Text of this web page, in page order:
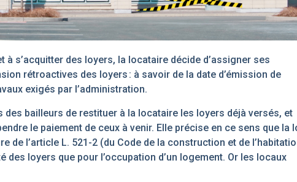
à s’acquitter des loyers, la locataire décide d’assigner ses
rétroactives des loyers : à savoir de la date d’émission de
exigés par l’administration.
des bailleurs de restituer à la locataire les loyers déjà versés, et
le paiement de ceux à venir. Elle précise en ce sens que la
de l’article L. 521-2 (du Code de la construction et de
des loyers que pour l’occupation d’un logement. Or les locaux